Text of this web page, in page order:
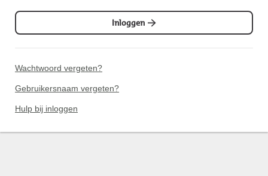
Inloggen
Wachtwoord vergeten?
Gebruikersnaam vergeten?
Hulp bij inloggen